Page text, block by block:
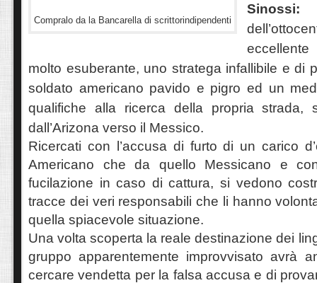
Compralo da la Bancarella di scrittorindipendenti
molto esuberante, uno stratega infallibile e di
soldato americano pavido e pigro ed un
qualifiche alla ricerca della propria strada,
dall’Arizona verso il Messico.
Ricercati con l’accusa di furto di un carico
Americano che da quello Messicano e
fucilazione in caso di cattura, si vedono
tracce dei veri responsabili che li hanno
quella spiacevole situazione.
Una volta scoperta la reale destinazione dei
gruppo apparentemente improvvisato avrà
cercare vendetta per la falsa accusa e di